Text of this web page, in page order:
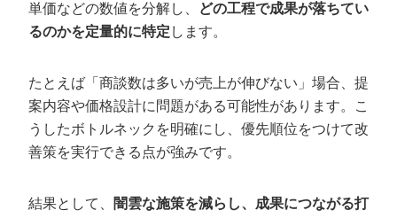
単価などの数値を分解し、
どの工程で成果が落ちてい
るのかを定量的に特定 します。
たとえば「商談数は多いが売上が伸びない」場合、提
案内容や価格設計に問題がある可能性があります。こ
うしたボトルネックを明確にし、優先順位をつけて改
善策を実行できる点が強みです。
結果として、
闇雲な施策を減らし、成果につながる打